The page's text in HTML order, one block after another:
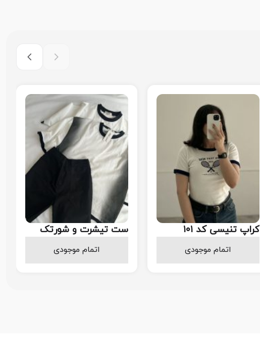
کراپ تنیسی کد ۱۰۱
438.000
اتمام موجودی
ست تیشرت و شورتک
سفید و مشکی کد ۱۰۱
818.000
اتمام موجودی